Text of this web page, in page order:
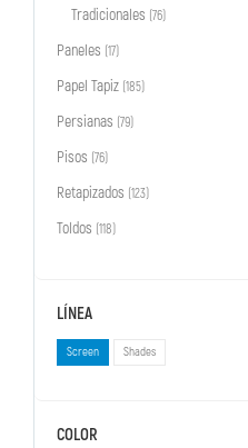
Tradicionales (76)
Paneles (17)
Papel Tapiz (185)
Persianas (79)
Pisos (76)
Retapizados (123)
Toldos (118)
LÍNEA
Screen Shades
COLOR